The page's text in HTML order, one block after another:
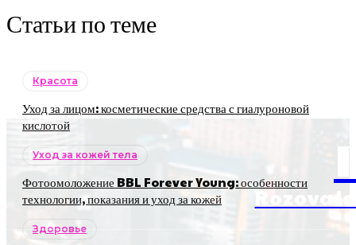
Статьи по теме
Красота
Уход за лицом: косметические средства с гиалуроновой
кислотой
Уход за кожей тела
Фотоомоложение BBL Forever Young: особенности
технологии, показания и уход за кожей
Здоровье